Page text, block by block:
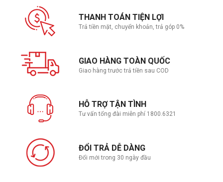
THANH TOÁN TIỆN LỢI
Trả tiền mặt, chuyển khoản, trả góp 0%
GIAO HÀNG TOÀN QUỐC
Giao hàng trước trả tiền sau COD
HỖ TRỢ TẬN TÌNH
Tư vấn tổng đài miễn phí 1800.6321
ĐỔI TRẢ DỄ DÀNG
Đổi mới trong 30 ngày đầu